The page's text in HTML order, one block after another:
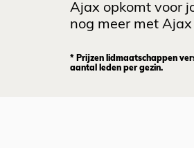
Ajax opkomt voor
nog meer met
* Prijzen lidmaatschappen
aantal leden per gezin.